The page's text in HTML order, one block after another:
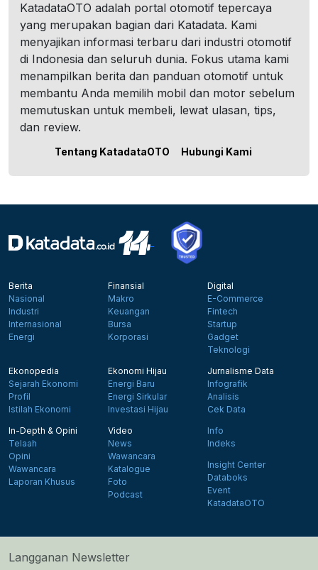
KatadataOTO adalah portal otomotif tepercaya
yang merupakan bagian dari Katadata. Kami
menyajikan informasi terbaru dari industri otomotif
di Indonesia dan seluruh dunia. Fokus utama kami
menampilkan berita dan panduan otomotif untuk
membantu Anda memilih mobil dan motor sebelum
memutuskan untuk membeli, lewat ulasan, tips,
dan review.
Tentang KatadataOTO Hubungi Kami
Berita
Nasional
Industri
Internasional
Energi
Finansial
Makro
Keuangan
Bursa
Korporasi
Digital
E-Commerce
Fintech
Startup
Gadget
Teknologi
Ekonopedia
Sejarah Ekonomi
Profil
Istilah Ekonomi
Ekonomi Hijau
Energi Baru
Energi Sirkular
Investasi Hijau
Jurnalisme Data
Infografik
Analisis
Cek Data
In-Depth & Opini
Telaah
Opini
Wawancara
Laporan Khusus
Video
News
Wawancara
Katalogue
Foto
Podcast
Info
Indeks
Insight Center
Databoks
Event
KatadataOTO
Langganan Newsletter